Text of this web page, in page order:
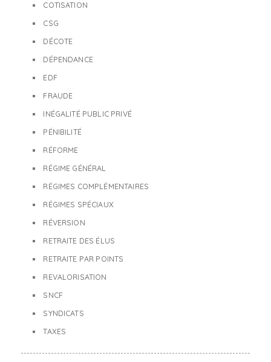
COTISATION
CSG
DÉCOTE
DÉPENDANCE
EDF
FRAUDE
INÉGALITÉ PUBLIC PRIVÉ
PÉNIBILITÉ
RÉFORME
RÉGIME GÉNÉRAL
RÉGIMES COMPLÉMENTAIRES
RÉGIMES SPÉCIAUX
RÉVERSION
RETRAITE DES ÉLUS
RETRAITE PAR POINTS
REVALORISATION
SNCF
SYNDICATS
TAXES